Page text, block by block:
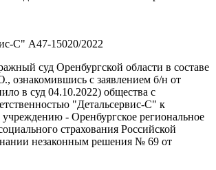
С" А47-15020/2022
суд Оренбургской области в составе
ознакомившись с заявлением б/н от
в суд 04.10.2022) общества с
"Детальсервис-С" к
учреждению - Оренбургское региональное
страхования Российской
незаконным решения № 69 от